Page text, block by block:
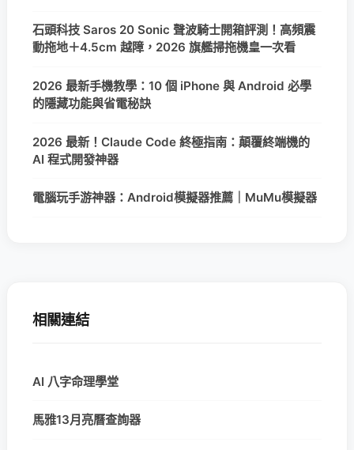
石頭科技 Saros 20 Sonic 聲波騎士開箱評測！高頻震
動拖地＋4.5cm 越障，2026 旗艦掃拖機皇一次看
2026 最新手機教學：10 個 iPhone 與 Android 必學
的隱藏功能與省電秘訣
2026 最新！Claude Code 終極指南：顛覆終端機的
AI 程式開發神器
電腦玩手游神器：Android模擬器推薦｜MuMu模擬器
相關連結
AI 八字命理學堂
馬雅13月亮曆查詢器